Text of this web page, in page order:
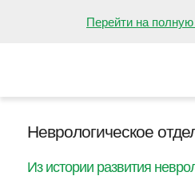
Перейти на
Неврологическое
Из истории развития
НА ГЛАВНУЮ
ОТДЕЛЕНИЯ
ВАКАНСИИ
ПРЕСС-ЦЕНТР